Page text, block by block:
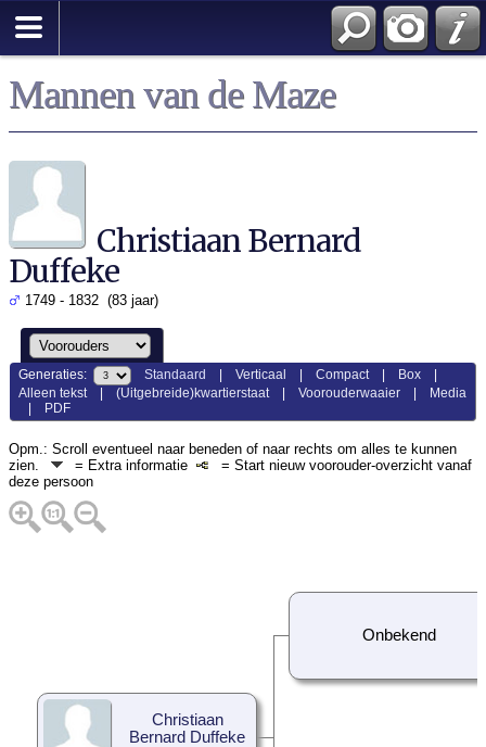
Mannen van de Maze
Christiaan Bernard
Duffeke
1749 - 1832 (83 jaar)
Generaties: Standaard |Verticaal |Compact| Box
Alleen tekst|(Uitgebreide)kwartierstaat|Voorouderwaaier
Media
PDF
Opm.: Scroll eventueel naar beneden of naar rechts om alles te kunnen
zien.
= Extra informatie
= Start nieuw voorouder-overzicht vanaf
deze persoon
Christiaan
Bernard Duffeke
Onbekend